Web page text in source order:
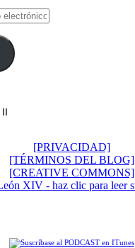
[PRIVACIDAD]
[TÉRMINOS DEL BLOG]
[CREATIVE COMMONS]